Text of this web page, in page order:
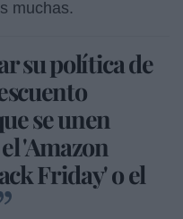
muchas.
su política de
se unen
'Amazon
Friday' o el